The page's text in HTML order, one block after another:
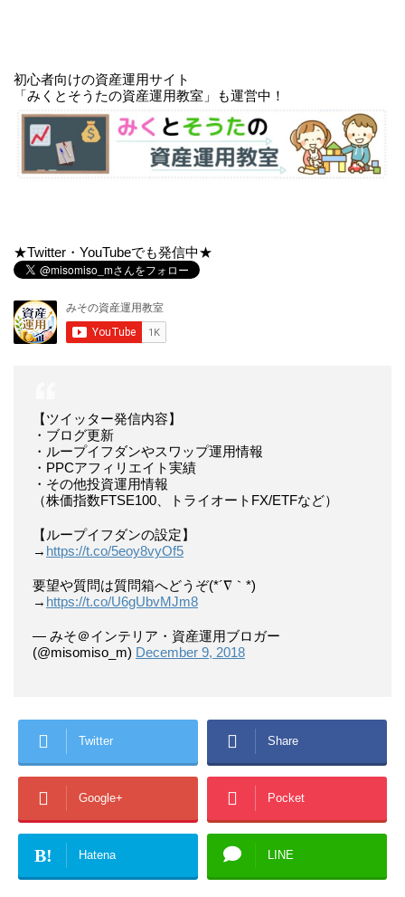
初心者向けの資産運用サイト
「みくとそうたの資産運用教室」も運営中！
★Twitter・YouTubeでも発信中★
【ツイッター発信内容】
・ブログ更新
・ループイフダンやスワップ運用情報
・PPCアフィリエイト実績
・その他投資運用情報
（株価指数FTSE100、トライオートFX/ETFなど）
【ループイフダンの設定】
→ https://t.co/5eoy8vyOf5
要望や質問は質問箱へどうぞ(*´∇｀*)
→ https://t.co/U6gUbvMJm8
— みそ＠インテリア・資産運用ブロガー
(@misomiso_m) December 9, 2018
Twitter Share
Google+ Pocket
B! Hatena LINE